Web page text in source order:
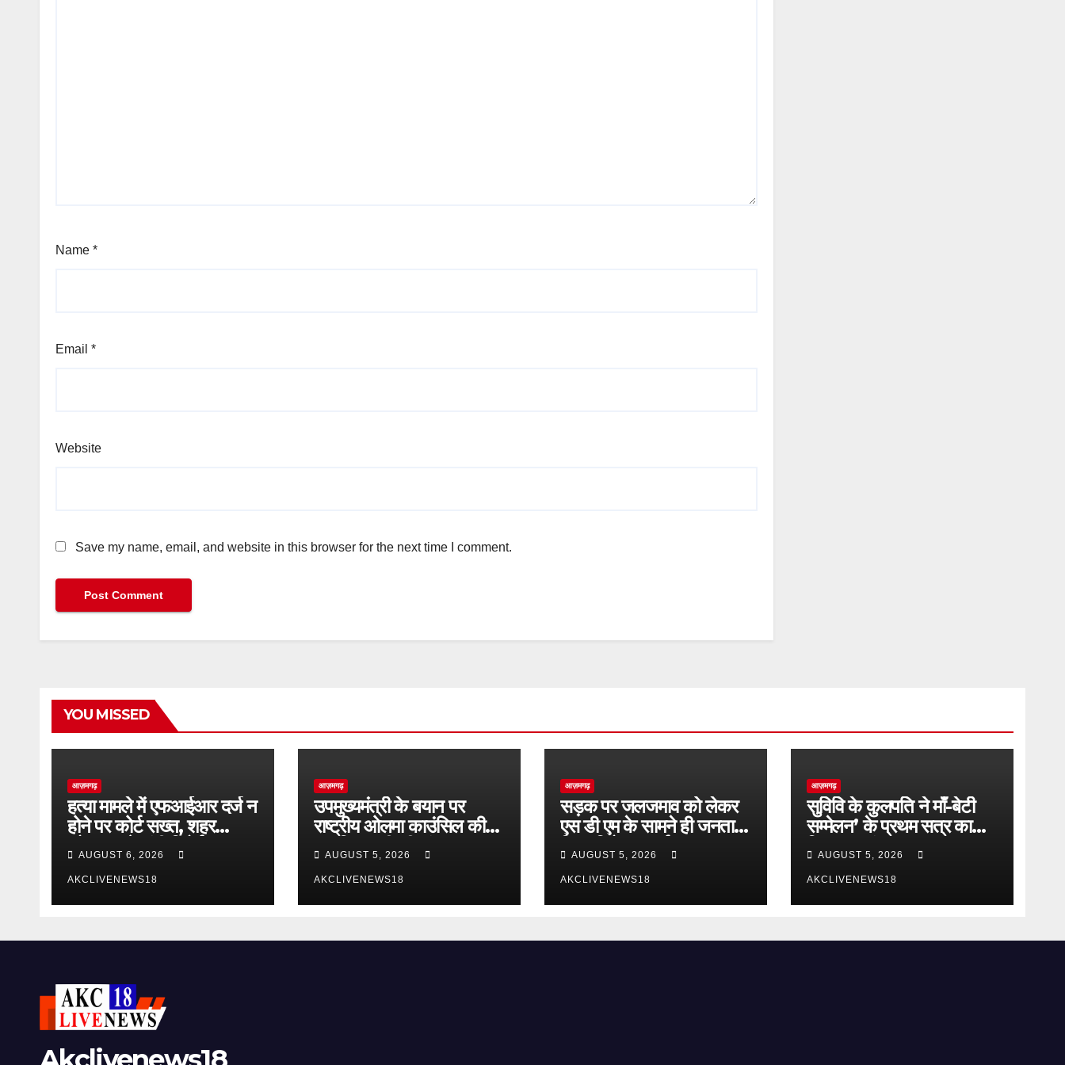
Name *
Email *
Website
Save my name, email, and website in this browser for the next time I comment.
YOU MISSED
आज़मगढ़
हत्या मामले में एफआईआर दर्ज न
होने पर कोर्ट सख्त, शहर
कोतवाल से मांगी रिपोर्ट
AUGUST 6, 2026
AKCLIVENEWS18
आज़मगढ़
उपमुख्यमंत्री के बयान पर
राष्ट्रीय ओलमा काउंसिल की
आपत्ति, माफी की मांग
AUGUST 5, 2026
AKCLIVENEWS18
आज़मगढ़
सड़क पर जलजमाव को लेकर
एस डी एम के सामने ही जनता
किया विरोध प्रदर्शन
AUGUST 5, 2026
AKCLIVENEWS18
आज़मगढ़
सुविवि के कुलपति ने माँ-बेटी
सम्मेलन’ के प्रथम सत्र का
किया शुभारंभ
AUGUST 5, 2026
AKCLIVENEWS18